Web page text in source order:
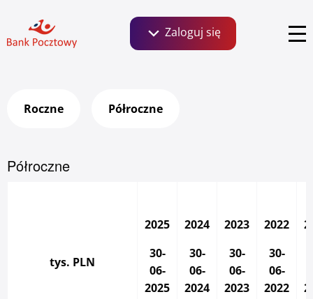
Zaloguj się
firm i agrobiznesu
Klientów instytucjonalnych i wspólnot
mieszkaniowych
Relacje inwestorskie
Roczne Półroczne
Półroczne
tys. PLN
2025
30-
06-
2025
2024
30-
06-
2024
2023
30-
06-
2023
2022
30-
06-
2022